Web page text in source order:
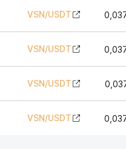
VSN/USDT
VSN/USDT
VSN/USDT
VSN/USDT